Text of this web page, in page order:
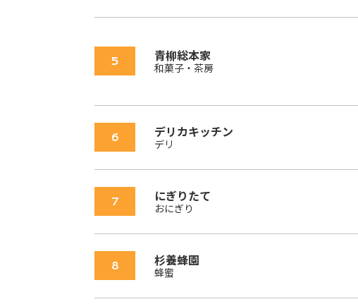
5 青柳総本家
和菓子・茶房
6 デリカキッチン
デリ
7 にぎりたて
おにぎり
8 杉養蜂園
蜂蜜